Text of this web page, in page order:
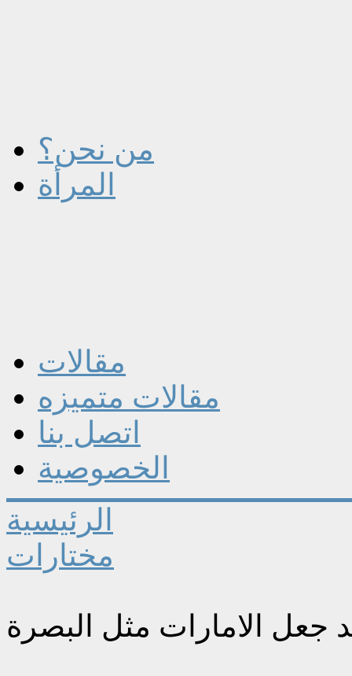
من نحن؟
المرأة
مقالات
مقالات متميزه
اتصل بنا
الخصوصية
الرئيسية
مختارات
جعل الامارات مثل البصرة